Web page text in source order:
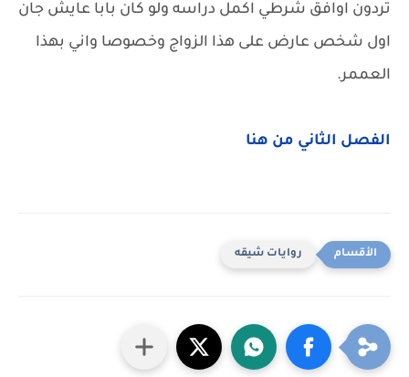
تردون اوافق شرطي اكمل دراسه ولو كان بابا عايش جان
اول شخص عارض على هذا الزواج وخصوصا واني بهذا
العممر.
الفصل الثاني من هنا
روايات شيقه